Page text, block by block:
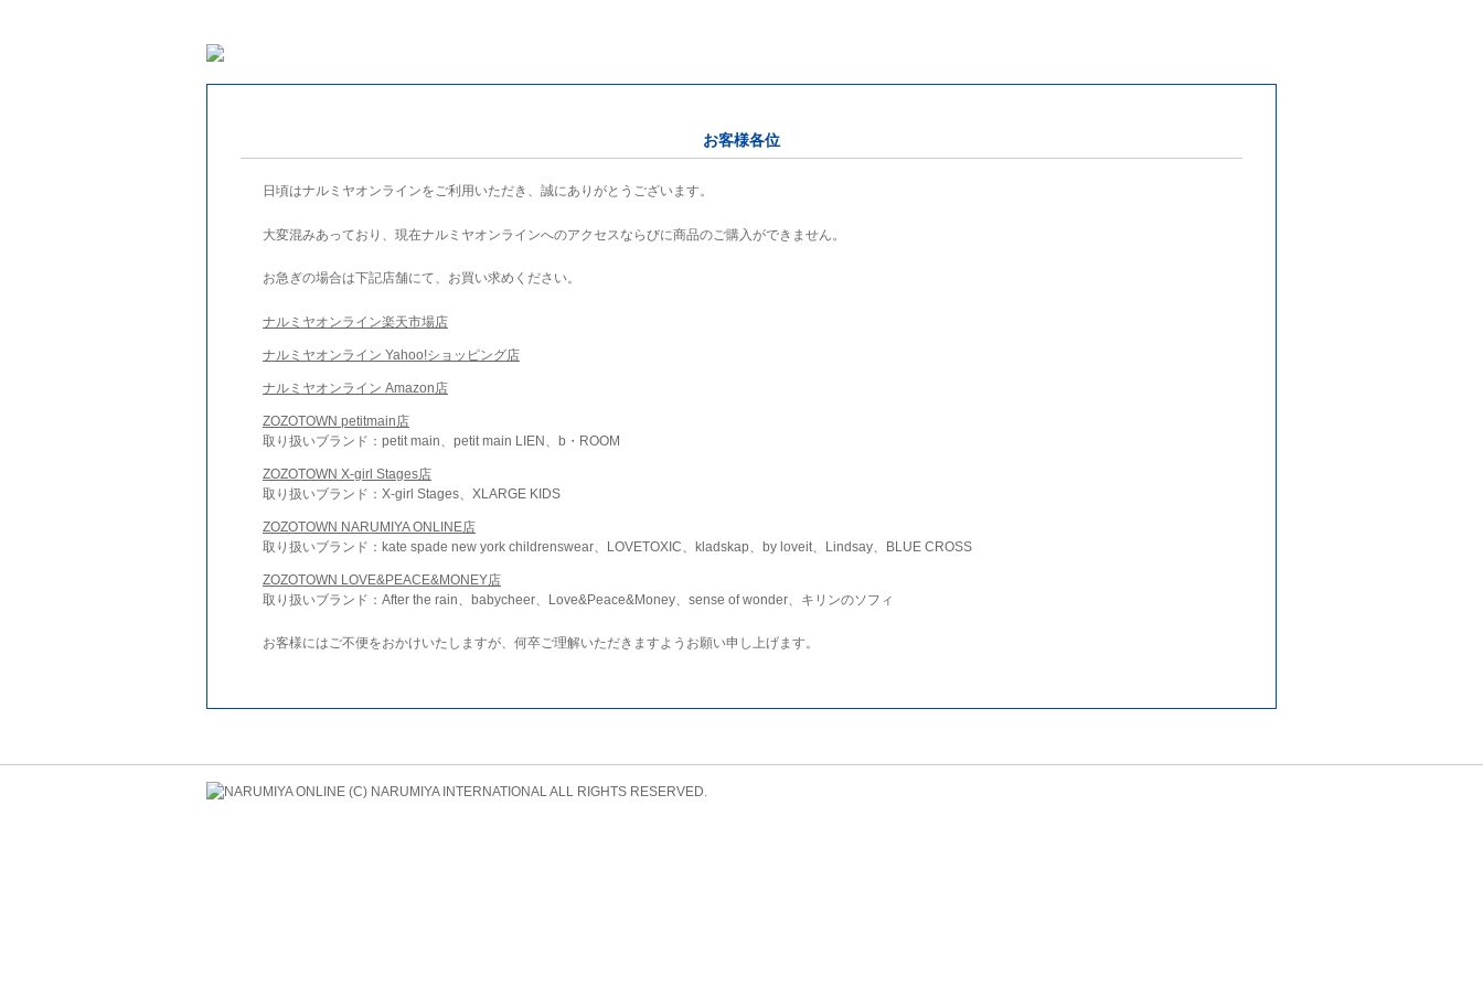
お客様各位
日頃はナルミヤオンラインをご利用いただき、誠にありがとうございます。
大変混みあっており、現在ナルミヤオンラインへのアクセスならびに商品のご購入ができません。
お急ぎの場合は下記店舗にて、お買い求めください。
ナルミヤオンライン楽天市場店
ナルミヤオンライン Yahoo!ショッピング店
ナルミヤオンライン Amazon店
ZOZOTOWN petitmain店
取り扱いブランド：petit main、petit main LIEN、b・ROOM
ZOZOTOWN X-girl Stages店
取り扱いブランド：X-girl Stages、XLARGE KIDS
ZOZOTOWN NARUMIYA ONLINE店
取り扱いブランド：kate spade new york childrenswear、LOVETOXIC、kladskap、by loveit、Lindsay、BLUE CROSS
ZOZOTOWN LOVE&PEACE&MONEY店
取り扱いブランド：After the rain、babycheer、Love&Peace&Money、sense of wonder、キリンのソフィ
お客様にはご不便をおかけいたしますが、何卒ご理解いただきますようお願い申し上げます。